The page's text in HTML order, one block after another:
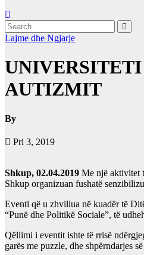
Lajme dhe Ngjarje
UNIVERSITETI
AUTIZMIT
By
Pri 3, 2019
Shkup, 02.04.2019 Me një aktivitet
Shkup organizuan fushatë
Eventi që u zhvillua në kuadër të
“Punë dhe Politikë Sociale”, të
Qëllimi i eventit ishte të rrisë
garës me puzzle, dhe shpërndarjes